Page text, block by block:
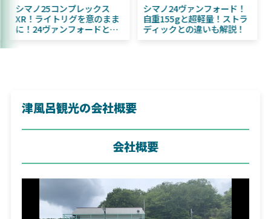
11月発売予定！
ふく魚／ちびふく魚
グベイト初心者にお
シマノ25コンプレックス
XR！ライトリグを意のまま
に！24ヴァンフォードとの
シマノ
自重
ディッ
津風呂観光の会社概要
会社概要